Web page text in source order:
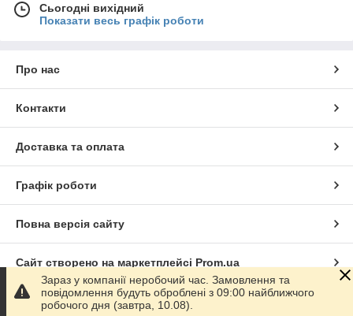
Сьогодні вихідний
Показати весь графік роботи
Про нас
Контакти
Доставка та оплата
Графік роботи
Повна версія сайту
Сайт створено на маркетплейсі Prom.ua
Політика конфіденційності
Зараз у компанії неробочий час. Замовлення та
повідомлення будуть оброблені з 09:00 найближчого
робочого дня (завтра, 10.08).